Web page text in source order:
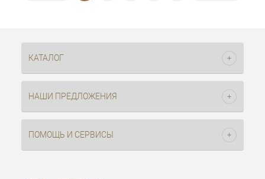
КАТАЛОГ
НАШИ ПРЕДЛОЖЕНИЯ
ПОМОЩЬ И СЕРВИСЫ